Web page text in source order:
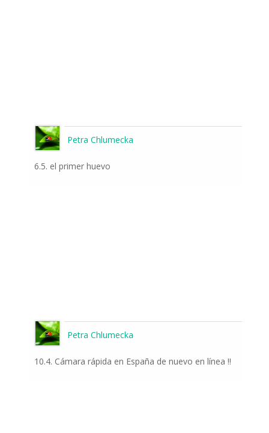
Petra Chlumecka
6.5. el primer huevo
Petra Chlumecka
10.4. Cámara rápida en España de nuevo en línea !!